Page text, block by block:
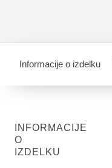
Informacije o izdelku
INFORMACIJE
O
IZDELKU